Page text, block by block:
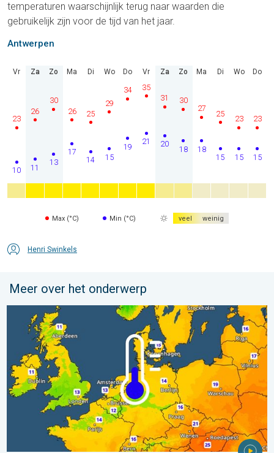
temperaturen waarschijnlijk terug naar waarden die
gebruikelijk zijn voor de tijd van het jaar.
Antwerpen
Vr
10
23
Za
11
26
Zo
13
30
Ma
17
26
Di
14
25
Wo
15
29
Do
19
34
Vr
21
35
Za
20
31
Zo
18
30
Ma
18
27
Di
15
25
Wo
15
23
Do
15
23
Max (°C) Min (°C) veel weinig
Henri Swinkels
Meer over het onderwerp
Er komen koelere nachten aan. West- en Midden-Europa. . .